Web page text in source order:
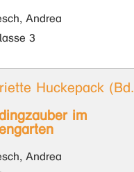
Andrea
3
Huckepack (Bd.
im
Andrea